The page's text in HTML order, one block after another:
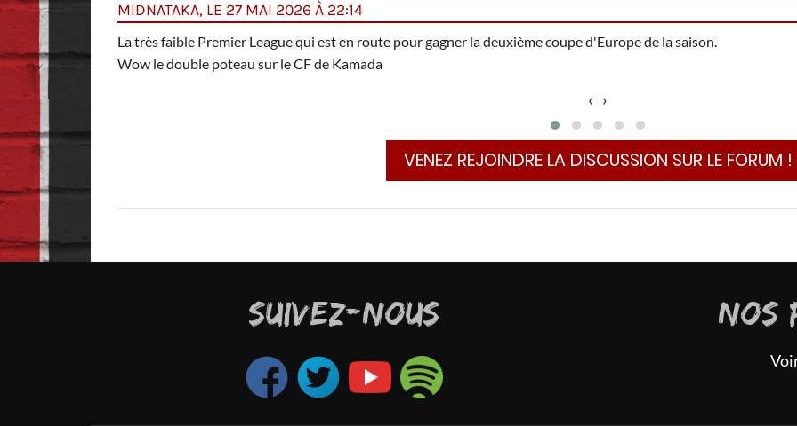
MIDNATAKA, LE 27 MAI 2026 À 22:14
La très faible Premier League qui est en route pour gagner la deuxième coupe d'Europe de la saison.
Wow le double poteau sur le CF de Kamada
‹ ›
VENEZ REJOINDRE LA DISCUSSION SUR LE FORUM !
SUIVEZ-NOUS NOS